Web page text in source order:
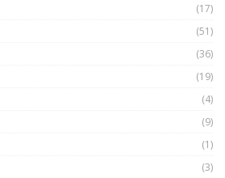
nào?
Blockchain
Crypto qua các cuộc chiến | Phổ cập
(17)
(51)
(36)
(19)
(4)
(9)
(1)
(3)